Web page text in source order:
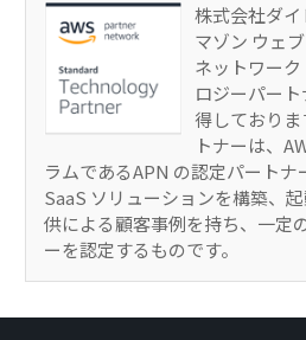
株式会社ダ
マゾン ウェ
ネットワー
ロジーパー
得しており
トナーは、
ラムであるAPN の認定パートナ
SaaS ソリューションを構築、
供による顧客事例を持ち、一定
ーを認定するものです。